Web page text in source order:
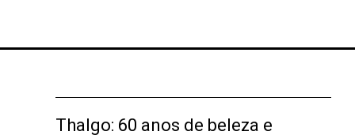
Thalgo: 60 anos de beleza e